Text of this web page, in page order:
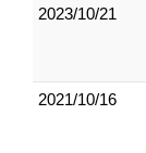
2023/10/21
2021/10/16